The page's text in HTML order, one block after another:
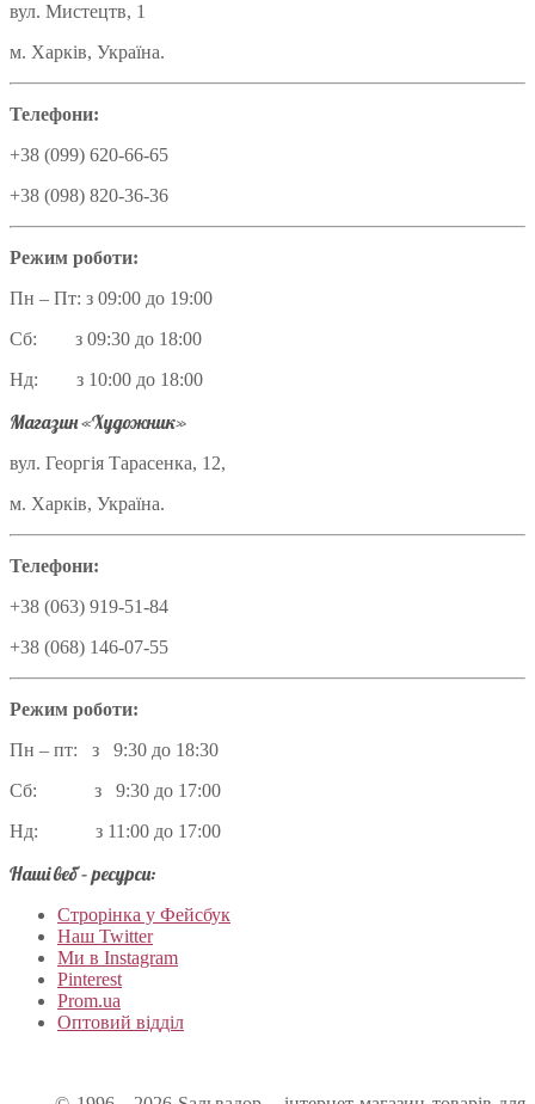
вул. Мистецтв, 1
м. Харків, Україна.
Телефони:
+38 (099) 620-66-65
+38 (098) 820-36-36
Режим роботи:
Пн – Пт: з 09:00 до 19:00
Сб: з 09:30 до 18:00
Нд: з 10:00 до 18:00
Магазин «Художник»
вул. Георгія Тарасенка, 12,
м. Харків, Україна.
Телефони:
+38 (063) 919-51-84
+38 (068) 146-07-55
Режим роботи:
Пн – пт: з 9:30 до 18:30
Сб: з 9:30 до 17:00
Нд: з 11:00 до 17:00
Наші веб – ресурси:
Строрінка у Фейсбук
Наш Twitter
Ми в Instagram
Pinterest
Prom.ua
Оптовий відділ